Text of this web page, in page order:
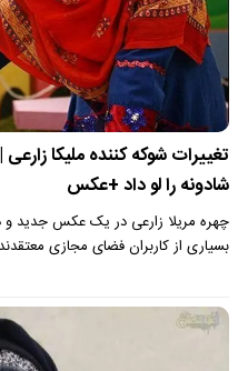
تغییرات شوکه کننده ملیکا
شادونه را لو داد +عکس
چهره مریلا زارعی در یک عکس جدید و
بسیاری از کاربران فضای مجازی